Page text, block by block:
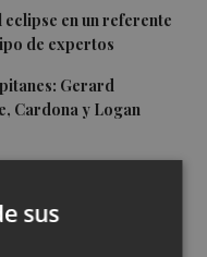
en un referente
de expertos
Gerard
Cardona y Logan
del transporte
sus